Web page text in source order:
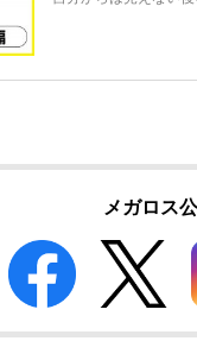
メガロス